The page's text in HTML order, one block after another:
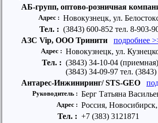
АБ-групп, оптово-розничная
Адрес : Новокузнецк, ул.
Тел. : (3843) 600-852 тел. 8-903-
АЗС Vip, ООО Тринити
подробнее
Адрес : Новокузнецк, ул.
Тел. : (3843) 34-10-04 (приемная)
(3843) 34-09-97 тел.
Антарес-Инжиниринг/ STS-GEO
Руководитель : Берг Татьяна
Адрес : Россия,
Тел. : +7 (383) 3121871